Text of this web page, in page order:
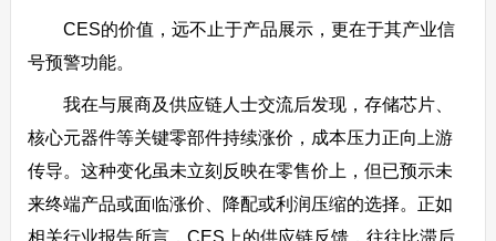
CES的价值，远不止于产品展示，更在于其产业信
号预警功能。
我在与展商及供应链人士交流后发现，存储芯片、
核心元器件等关键零部件持续涨价，成本压力正向上游
传导。这种变化虽未立刻反映在零售价上，但已预示未
来终端产品或面临涨价、降配或利润压缩的选择。正如
相关行业报告所言，CES上的供应链反馈，往往比滞后